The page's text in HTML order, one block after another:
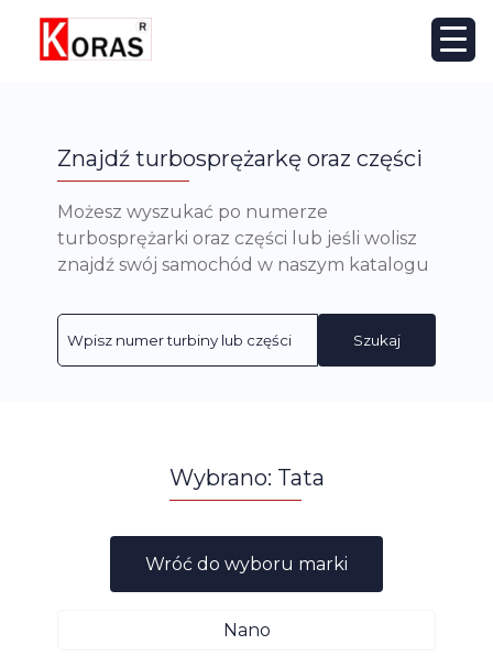
Znajdź turbosprężarkę oraz części
Możesz wyszukać po numerze
turbosprężarki oraz części lub jeśli wolisz
znajdź swój samochód w naszym katalogu
Szukaj
Wybrano: Tata
Wróć do wyboru marki
Nano